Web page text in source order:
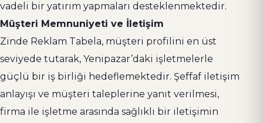
vadeli bir yatırım yapmaları desteklenmektedir.
Müşteri Memnuniyeti ve İletişim
Zinde Reklam Tabela, müşteri profilini en üst
seviyede tutarak, Yenipazar’daki işletmelerle
güçlü bir iş birliği hedeflemektedir. Şeffaf iletişim
anlayışı ve müşteri taleplerine yanıt verilmesi,
firma ile işletme arasında sağlıklı bir iletişimin